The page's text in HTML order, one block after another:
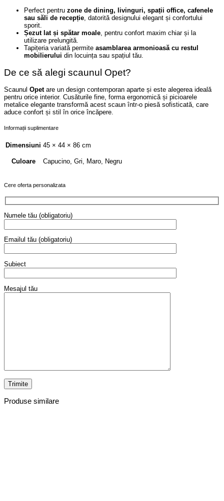
Perfect pentru zone de dining, livinguri, spații office, cafenele
sau săli de recepție , datorită designului elegant și confortului
sporit.
Șezut lat și spătar moale , pentru confort maxim chiar și la
utilizare prelungită.
Tapițeria variată permite asamblarea armonioasă cu restul
mobilierului din locuința sau spațiul tău.
De ce să alegi scaunul Opet?
Scaunul Opetare un design contemporan aparte și este alegerea ideală
pentru orice interior. Cusăturile fine, forma ergonomică și picioarele
metalice elegante transformă acest scaun într-o piesă sofisticată, care
aduce confort și stil în orice încăpere.
Informații suplimentare
Dimensiuni 45 × 44 × 86 cm
Culoare Capucino, Gri, Maro, Negru
Cere oferta personalizata
Numele tău (obligatoriu)
Emailul tău (obligatoriu)
Subiect
Mesajul tău
Produse similare